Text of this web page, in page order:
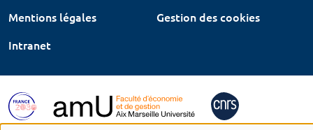
Mentions légales
Gestion des cookies
Intranet